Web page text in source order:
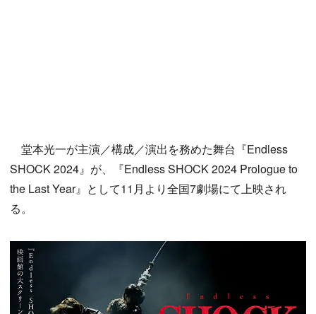
堂本光一が主演／構成／演出を務めた舞台『Endless
SHOCK 2024』が、『Endless SHOCK 2024 Prologue to
the Last Year』として11月より全国7劇場にて上映され
る。